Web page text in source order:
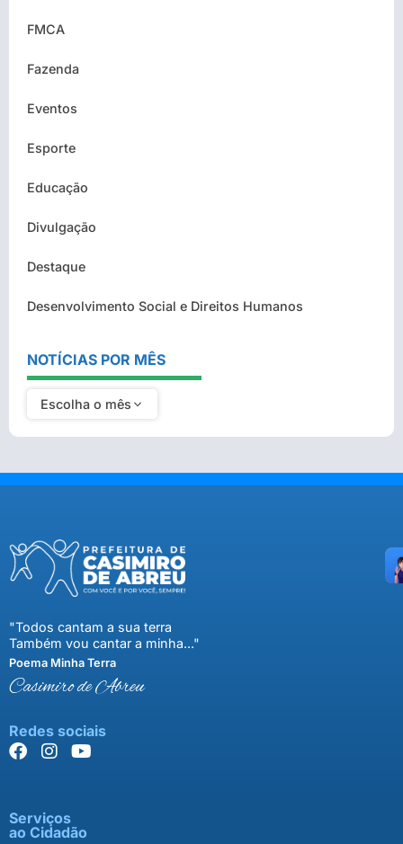
FMCA
Fazenda
Eventos
Esporte
Educação
Divulgação
Destaque
Desenvolvimento Social e Direitos Humanos
NOTÍCIAS POR MÊS
Escolha o mês
"Todos cantam a sua terra
Também vou cantar a minha..."
Poema Minha Terra
Casimiro de Abreu
Redes sociais
Serviços
ao Cidadão